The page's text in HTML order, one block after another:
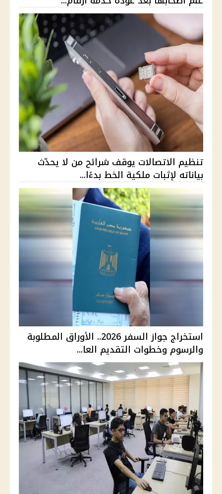
تنظيم الاتصالات يوقف شرائح من لا يحدّث
بياناته لإثبات ملكية الخط بدءًا...
استخراج جواز السفر 2026.. الأوراق المطلوبة
والرسوم وخطوات التقديم العا...